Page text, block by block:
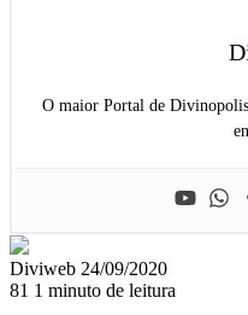
O maior Portal de
Diviweb Mande
um
24/09/2020
81 1 minuto de leitura